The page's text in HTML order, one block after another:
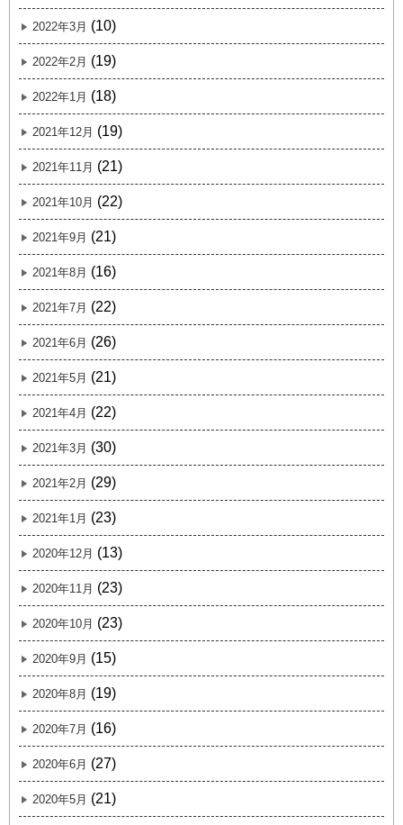
2022年3月 (10)
2022年2月 (19)
2022年1月 (18)
2021年12月 (19)
2021年11月 (21)
2021年10月 (22)
2021年9月 (21)
2021年8月 (16)
2021年7月 (22)
2021年6月 (26)
2021年5月 (21)
2021年4月 (22)
2021年3月 (30)
2021年2月 (29)
2021年1月 (23)
2020年12月 (13)
2020年11月 (23)
2020年10月 (23)
2020年9月 (15)
2020年8月 (19)
2020年7月 (16)
2020年6月 (27)
2020年5月 (21)